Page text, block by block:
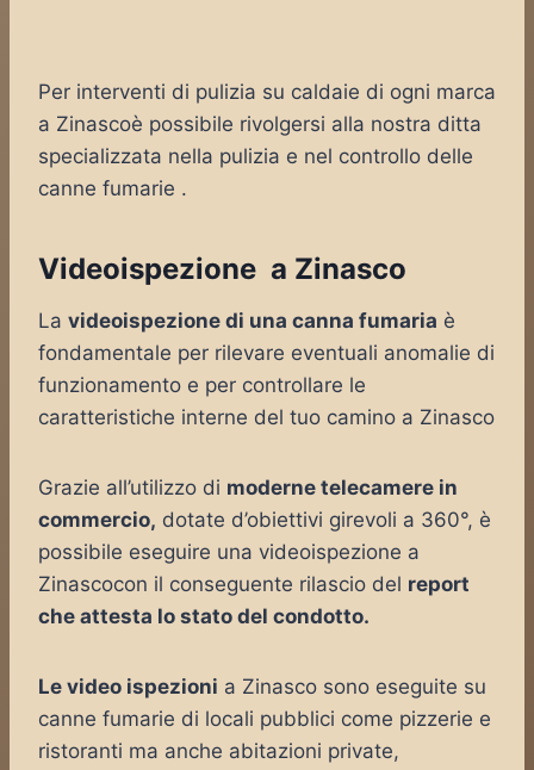
Per interventi di pulizia su caldaie di ogni marca
a Zinascoè possibile rivolgersi alla nostra ditta
specializzata nella pulizia e nel controllo delle
canne fumarie .
Videoispezione a Zinasco
La videoispezione di una canna fumaria è
fondamentale per rilevare eventuali anomalie di
funzionamento e per controllare le
caratteristiche interne del tuo camino a Zinasco
Grazie all’utilizzo di moderne telecamere in
commercio, dotate d’obiettivi girevoli a 360°, è
possibile eseguire una videoispezione a
Zinascocon il conseguente rilascio del report
che attesta lo stato del condotto.
Le video ispezioni a Zinasco sono eseguite su
canne fumarie di locali pubblici come pizzerie e
ristoranti ma anche abitazioni private,